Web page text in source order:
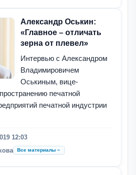
Александр Оськин:
«Главное – отличать
зерна от плевел»
Интервью с Александром
Владимировичем
Оськиным, вице-
печатной
печатной индустрии
12:03
Все материалы